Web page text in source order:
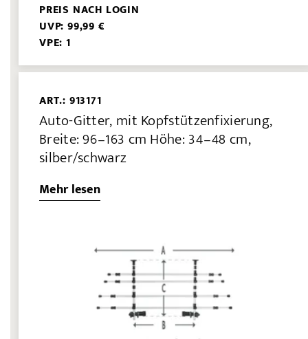
PREIS NACH LOGIN
UVP: 99,99 €
VPE: 1
ART.: 913171
Auto-Gitter, mit Kopfstützenfixierung,
Breite: 96–163 cm Höhe: 34–48 cm,
silber/schwarz
Mehr lesen